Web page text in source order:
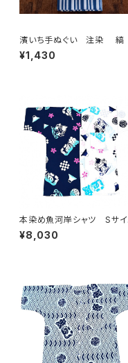
濱いち手ぬぐい 注染
縞 伝統染色技法 特岡
00％ 浴衣生地 本染め
¥1,430
本染め魚河岸シャツ Sサイ
ズ 認定証付き 木綿晒 や
ちゃんスペシャル 日本製 注染
ツ 濱いちシャツ 焼津
り 港町
¥8,030